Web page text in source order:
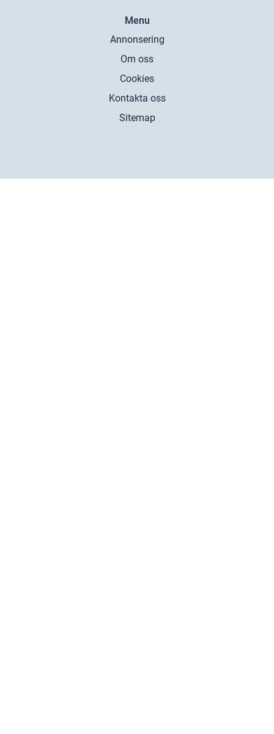
Menu
Annonsering
Om oss
Cookies
Kontakta oss
Sitemap